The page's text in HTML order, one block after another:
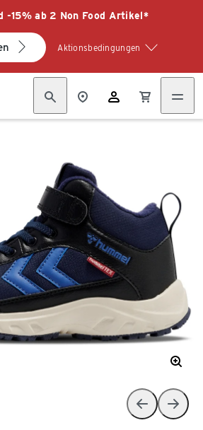
-15% ab 2 Non Food Artikel*
Aktionsbedingungen